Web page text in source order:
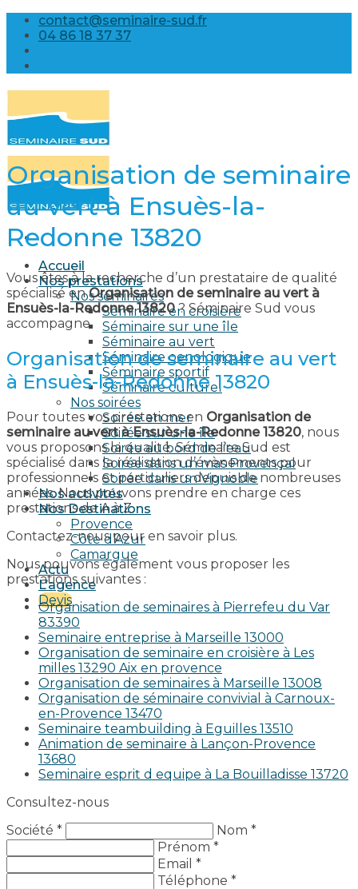
Skip
content
contact@seminaire-sud.fr
04 86 18 37 37
Accueil
Nos prestations
Nos séminaires
Séminaire en croisière
Séminaire sur une île
Séminaire au vert
Séminaire oenologique
Séminaire sportif
Séminaire culturel
Nos soirées
Soirée en mer
Soirée sur une île
Soirée au bord de l’eau
Soirée dans un mas Provençal
Soirée dans un Vignoble
Nos activités
Nos Destinations
Provence
Côte d’Azur
Camargue
Actu
L’agence
Devis
Organisation de seminaire
au vert à Ensuès-la-
Redonne 13820
Vous êtes à la recherche d’un prestataire de qualité
spécialisé enOrganisation de seminaire au vert à
Ensuès-la-Redonne 13820? Séminaire Sud vous
accompagne.
Organisation de seminaire au vert
à Ensuès-la-Redonne 13820
Pour toutes vos prestations en Organisation de
seminaire au vert à Ensuès-la-Redonne 13820, nous
vous proposons la qualité. Séminaire Sud est
spécialisé dans la réalisation d’évènements pour
professionnels et particuliers depuis de nombreuses
années. Nous pouvons prendre en charge ces
prestations de A à Z.
Contactez-nous pour en savoir plus.
Nous pouvons également vous proposer les
prestations suivantes :
Organisation de seminaires à Pierrefeu du Var
83390
Seminaire entreprise à Marseille 13000
Organisation de seminaire en croisière à Les
milles 13290 Aix en provence​
Organisation de seminaires à Marseille 13008
Organisation de séminaire convivial à Carnoux-
en-Provence 13470
Seminaire teambuilding à Eguilles 13510
Animation de seminaire à Lançon-Provence
13680
Seminaire esprit d equipe à La Bouilladisse 13720
Consultez-nous
Société *
Nom *
Prénom *
Email *
Téléphone *